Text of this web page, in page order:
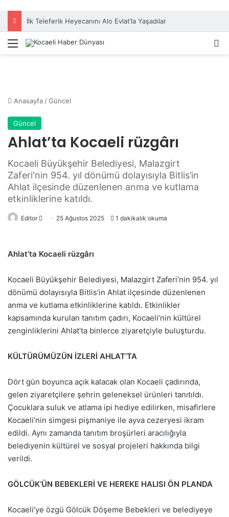
Menü
Anasayfa /Güncel
Güncel
Ahlat’ta Kocaeli rüzgârı
Kocaeli Büyükşehir Belediyesi, Malazgirt
Zaferi'nin 954. yıl dönümü dolayısıyla Bitlis’in
Ahlat ilçesinde düzenlenen anma ve kutlama
etkinliklerine katıldı.
Editor
e
p
o
s
t
a
ö
d
25 Ağustos 2025 1 dakikalık okuma
Ahlat’ta Kocaeli rüzgârı
Kocaeli Büyükşehir Belediyesi, Malazgirt Zaferi’nin 954. yıl
dönümü dolayısıyla Bitlis’in Ahlat ilçesinde düzenlenen
anma ve kutlama etkinliklerine katıldı. Etkinlikler
kapsamında kurulan tanıtım çadırı, Kocaeli’nin kültürel
zenginliklerini Ahlat’ta binlerce ziyaretçiyle buluşturdu.
KÜLTÜRÜMÜZÜN İZLERİ AHLAT’TA
Dört gün boyunca açık kalacak olan Kocaeli çadırında,
gelen ziyaretçilere şehrin geleneksel ürünleri tanıtıldı.
Çocuklara suluk ve atlama ipi hediye edilirken, misafirlere
Kocaeli’nin simgesi pişmaniye ile ayva cezeryesi ikram
edildi. Aynı zamanda tanıtım broşürleri aracılığıyla
belediyenin kültürel ve sosyal projeleri hakkında bilgi
verildi.
GÖLCÜK’ÜN BEBEKLERİ VE HEREKE HALISI ÖN PLANDA
Kocaeli’ye özgü Gölcük Döşeme Bebekleri ve belediyeye